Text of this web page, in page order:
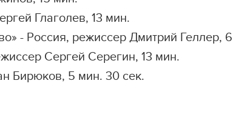
Глаголев, 13 мин.
Россия, режиссер Дмитрий Геллер,
Сергей Серегин, 13 мин.
5 мин. 30 сек.